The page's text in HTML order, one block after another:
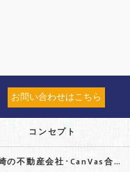
お問い合わせはこちら
コンセプト
新川崎の不動産会社･CanVas合同会社の評判